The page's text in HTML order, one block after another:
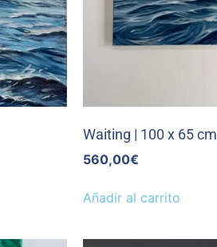
Waiting | 100 x 65 cm
560,00€
Añadir al carrito